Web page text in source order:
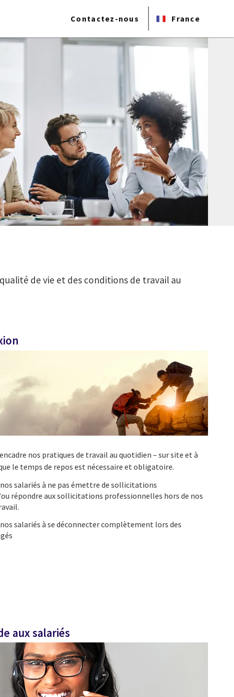
Contactez-nous France
de vie et des conditions de travail au
nos pratiques de travail au quotidien – sur site et à
le temps de repos est nécessaire et obligatoire.
salariés à ne pas émettre de sollicitations
répondre aux sollicitations professionnelles hors de nos
salariés à se déconnecter complètement lors des
aux salariés